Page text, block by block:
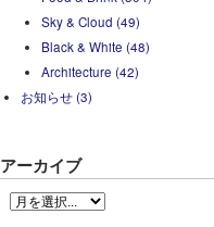
Sky & Cloud (49)
Black & White (48)
Architecture (42)
お知らせ (3)
アーカイブ